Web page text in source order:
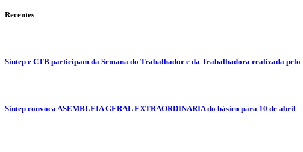
Recentes
Sintep e CTB participam da Semana do Trabalhador e da Trabalhadora realizada
Sintep convoca ASEMBLEIA GERAL EXTRAORDINARIA do básico para 10 de abril